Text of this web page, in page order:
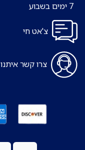
צ'אט חי
צרו קשר איתנו